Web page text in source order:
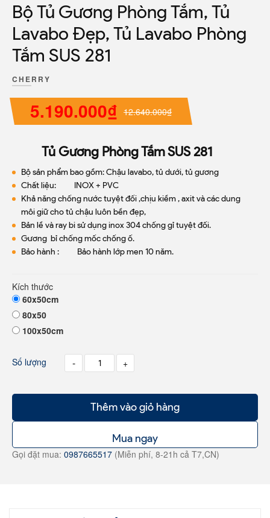
Bộ Tủ Gương Phòng Tắm, Tủ
Lavabo Đẹp, Tủ Lavabo Phòng
Tắm SUS 281
CHERRY
5.190.000₫ 12.640.000₫
Tủ Gương Phòng Tắm SUS 281
Bộ sản phẩm bao gồm: Chậu lavabo, tủ dưới, tủ gương
Chất liệu: INOX + PVC
Khả năng chống nước tuyệt đối ,chịu kiềm , axit và các dung
môi giữ cho tủ chậu luôn bền đẹp,
Bản lề và ray bi sử dụng inox 304 chống gỉ tuyệt đối.
Gương bỉ chống mốc chống ố.
Bảo hành : Bảo hành lớp men 10 năm.
Kích thước
60x50cm
80x50
100x50cm
Số lượng - +
Thêm vào giỏ hàng
Mua ngay
Gọi đặt mua: 0987665517 (Miễn phí, 8-21h cả T7,CN)